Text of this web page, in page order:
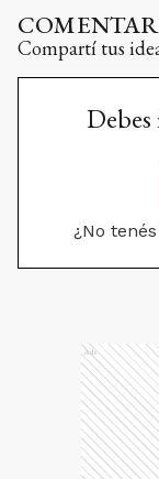
Compartí tus
¿No
Ads